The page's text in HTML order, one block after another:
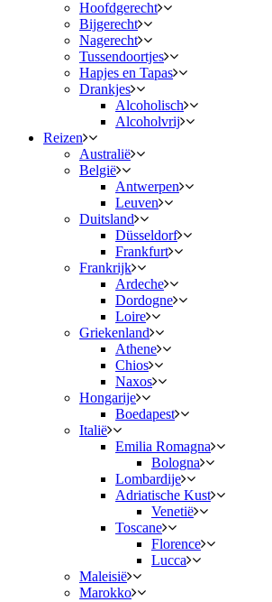
Hoofdgerecht
Bijgerecht
Nagerecht
Tussendoortjes
Hapjes en Tapas
Drankjes
Alcoholisch
Alcoholvrij
Reizen
Australië
België
Antwerpen
Leuven
Duitsland
Düsseldorf
Frankfurt
Frankrijk
Ardeche
Dordogne
Loire
Griekenland
Athene
Chios
Naxos
Hongarije
Boedapest
Italië
Emilia Romagna
Bologna
Lombardije
Adriatische Kust
Venetië
Toscane
Florence
Lucca
Maleisië
Marokko